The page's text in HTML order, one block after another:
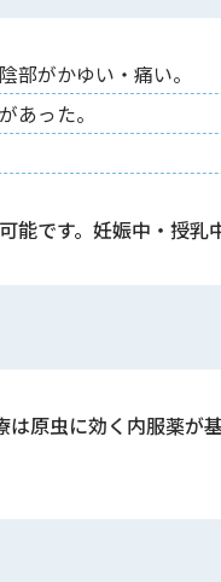
部がかゆい・痛い。
あった。
です。妊娠中・授乳
原虫に効く内服薬